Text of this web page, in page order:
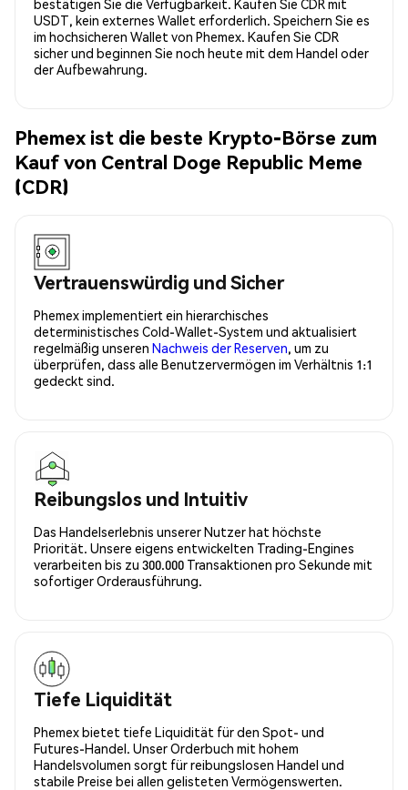
bestätigen Sie die Verfügbarkeit. Kaufen Sie CDR mit
USDT, kein externes Wallet erforderlich. Speichern Sie es
im hochsicheren Wallet von Phemex. Kaufen Sie CDR
sicher und beginnen Sie noch heute mit dem Handel oder
der Aufbewahrung.
Phemex ist die beste Krypto-Börse zum
Kauf von Central Doge Republic Meme
(CDR)
Vertrauenswürdig und Sicher
Phemex implementiert ein hierarchisches
deterministisches Cold-Wallet-System und aktualisiert
regelmäßig unseren Nachweis der Reserven, um zu
überprüfen, dass alle Benutzervermögen im Verhältnis 1:1
gedeckt sind.
Reibungslos und Intuitiv
Das Handelserlebnis unserer Nutzer hat höchste
Priorität. Unsere eigens entwickelten Trading-Engines
verarbeiten bis zu 300.000 Transaktionen pro Sekunde mit
sofortiger Orderausführung.
Tiefe Liquidität
Phemex bietet tiefe Liquidität für den Spot- und
Futures-Handel. Unser Orderbuch mit hohem
Handelsvolumen sorgt für reibungslosen Handel und
stabile Preise bei allen gelisteten Vermögenswerten.